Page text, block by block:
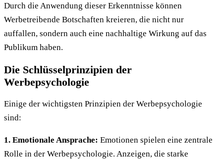
Durch die Anwendung dieser Erkenntnisse können
Werbetreibende Botschaften kreieren, die nicht nur
auffallen, sondern auch eine nachhaltige Wirkung auf das
Publikum haben.
Die Schlüsselprinzipien der
Werbepsychologie
Einige der wichtigsten Prinzipien der Werbepsychologie
sind:
1. Emotionale Ansprache: Emotionen spielen eine zentrale
Rolle in der Werbepsychologie. Anzeigen, die starke